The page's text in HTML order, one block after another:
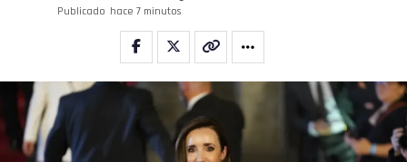
Publicado hace 7 minutos